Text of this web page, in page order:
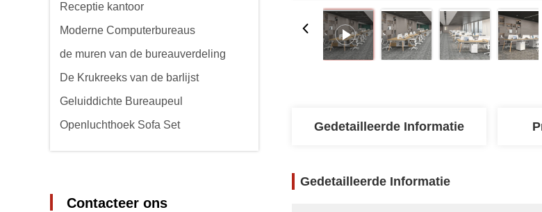
Receptie kantoor
Moderne Computerbureaus
de muren van de bureauverdeling
De Krukreeks van de barlijst
Geluiddichte Bureaupeul
Openluchthoek Sofa Set
Contacteer ons
Gedetailleerde Informatie
Gedetailleerde Informatie